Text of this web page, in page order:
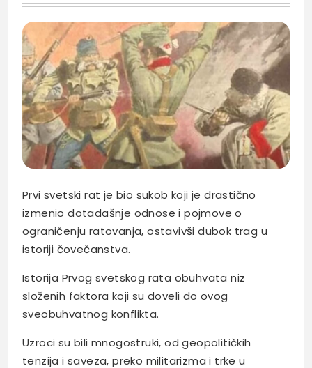
Prvi svetski rat je bio sukob koji je drastično
izmenio dotadašnje odnose i pojmove o
ograničenju ratovanja, ostavivši dubok trag u
istoriji čovečanstva.
Istorija Prvog svetskog rata obuhvata niz
složenih faktora koji su doveli do ovog
sveobuhvatnog konflikta.
Uzroci su bili mnogostruki, od geopolitičkih
tenzija i saveza, preko militarizma i trke u